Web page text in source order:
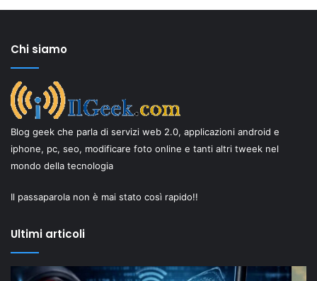
Chi siamo
Blog geek che parla di servizi web 2.0, applicazioni android e
iphone, pc, seo, modificare foto online e tanti altri tweek nel
mondo della tecnologia
Il passaparola non è mai stato così rapido!!
Ultimi articoli